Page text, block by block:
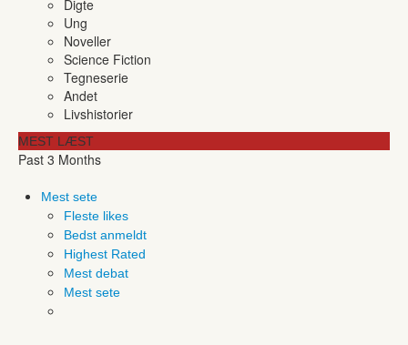
Digte
Ung
Noveller
Science Fiction
Tegneserie
Andet
Livshistorier
MEST LÆST
Past 3 Months
Mest sete
Fleste likes
Bedst anmeldt
Highest Rated
Mest debat
Mest sete